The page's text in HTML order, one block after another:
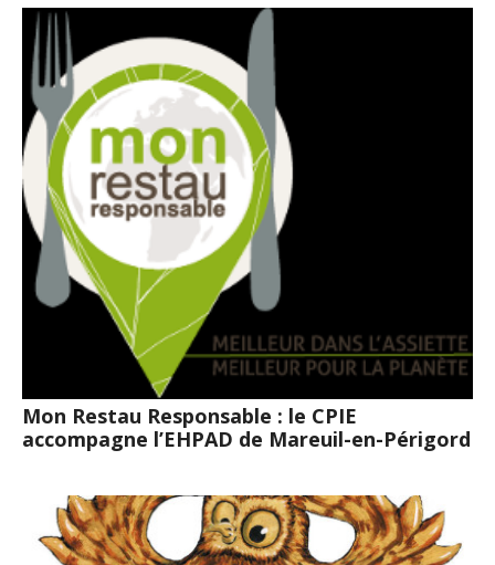
Mon Restau Responsable : le CPIE
accompagne l’EHPAD de Mareuil-en-Périgord